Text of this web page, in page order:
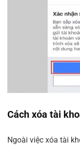
Cách xóa tài
Ngoài việc xóa tài